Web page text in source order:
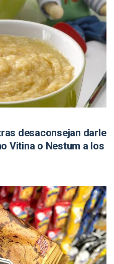
desaconsejan darle
Vitina o Nestum a los